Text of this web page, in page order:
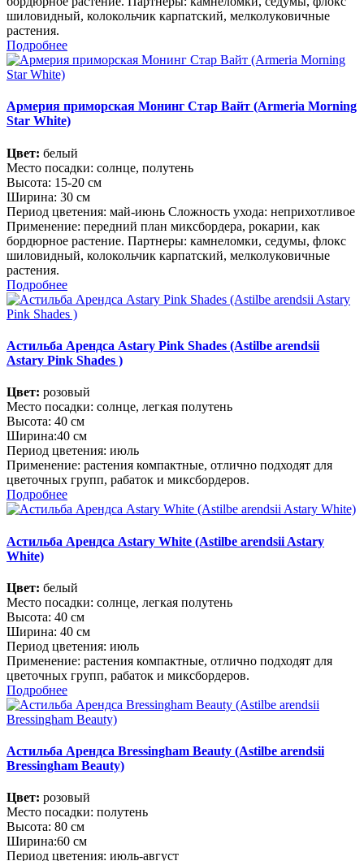
шиловидный, колокольчик карпатский, мелколуковичные
растения.
Подробнее
Армерия приморская Монинг Стар Вайт (Armeria Morning
Star White)
Цвет: белый
Место посадки: солнце, полутень
Высота: 15-20 см
Ширина: 30 см
Период цветения: май-июнь Сложность ухода: неприхотливое
Применение: передний план миксбордера, рокарии, как
бордюрное растение. Партнеры: камнеломки, седумы, флокс
шиловидный, колокольчик карпатский, мелколуковичные
растения.
Подробнее
Астильба Арендса Astary Pink Shades (Astilbe arendsii
Astary Pink Shades )
Цвет: розовый
Место посадки: солнце, легкая полутень
Высота: 40 см
Ширина:40 см
Период цветения: июль
Применение: растения компактные, отлично подходят для
цветочных групп, рабаток и миксбордеров.
Подробнее
Астильба Арендса Astary White (Astilbe arendsii Astary
White)
Цвет: белый
Место посадки: солнце, легкая полутень
Высота: 40 см
Ширина: 40 см
Период цветения: июль
Применение: растения компактные, отлично подходят для
цветочных групп, рабаток и миксбордеров.
Подробнее
Астильба Арендса Bressingham Beauty (Astilbe arendsii
Bressingham Beauty)
Цвет: розовый
Место посадки: полутень
Высота: 80 см
Ширина:60 см
Период цветения: июль-август